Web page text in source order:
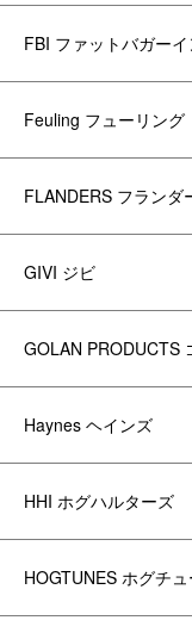
FBI ファットバガーイ
Feuling フューリング
FLANDERS フランダ
GIVI ジビ
GOLAN PRODUCTS
Haynes ヘインズ
HHI ホグハルターズ
HOGTUNES ホグチ